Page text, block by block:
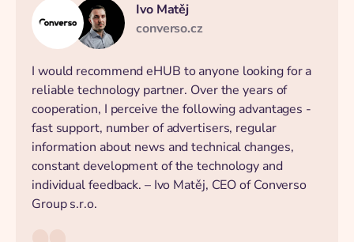
Ivo Matěj
converso.cz
I would recommend eHUB to anyone looking for a
reliable technology partner. Over the years of
cooperation, I perceive the following advantages -
fast support, number of advertisers, regular
information about news and technical changes,
constant development of the technology and
individual feedback. – Ivo Matěj, CEO of Converso
Group s.r.o.